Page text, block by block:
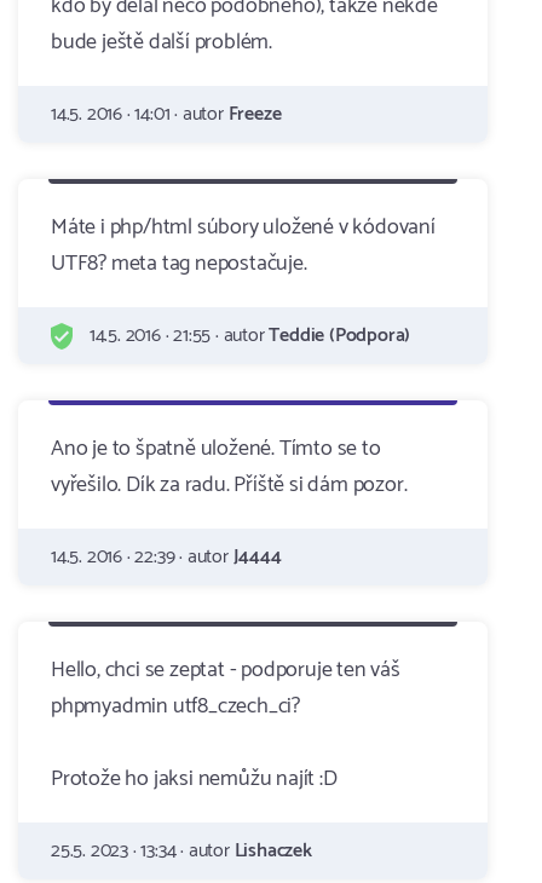
bude ještě další problém.
14.5. 2016 · 14:01 · autorFreeze
Máte i php/html súbory uložené v kódovaní
UTF8? meta tag nepostačuje.
14.5. 2016 · 21:55 · autorTeddie (Podpora)
Ano je to špatně uložené. Tímto se to
vyřešilo. Dík za radu. Příště si dám pozor.
14.5. 2016 · 22:39 · autorJ4444
Hello, chci se zeptat - podporuje ten váš
phpmyadmin utf8_czech_ci?
Protože ho jaksi nemůžu najít :D
25.5. 2023 · 13:34 · autorLishaczek